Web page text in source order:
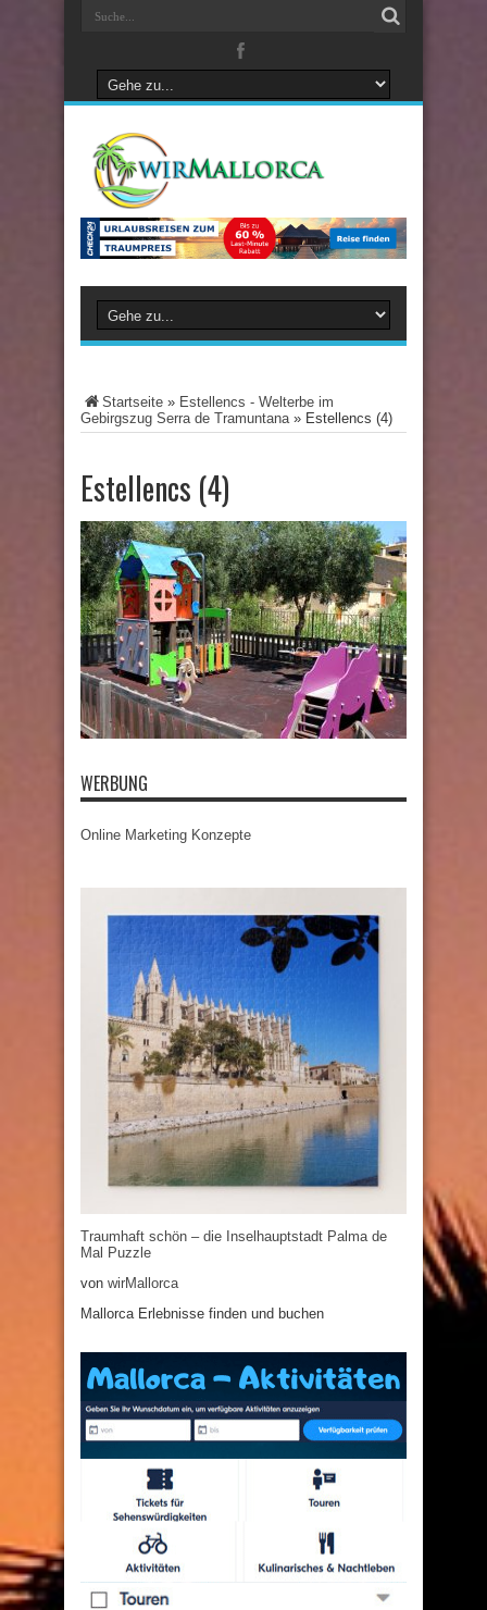
Startseite » Estellencs - Welterbe im
Gebirgszug Serra de Tramuntana» Estellencs (4)
Estellencs (4)
WERBUNG
Online Marketing Konzepte
Traumhaft schön – die Inselhauptstadt Palma de
Mal Puzzle
von wirMallorca
Mallorca Erlebnisse finden und buchen